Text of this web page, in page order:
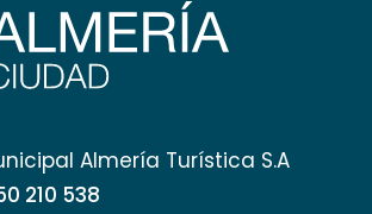
Almería Turística S.A
210 538